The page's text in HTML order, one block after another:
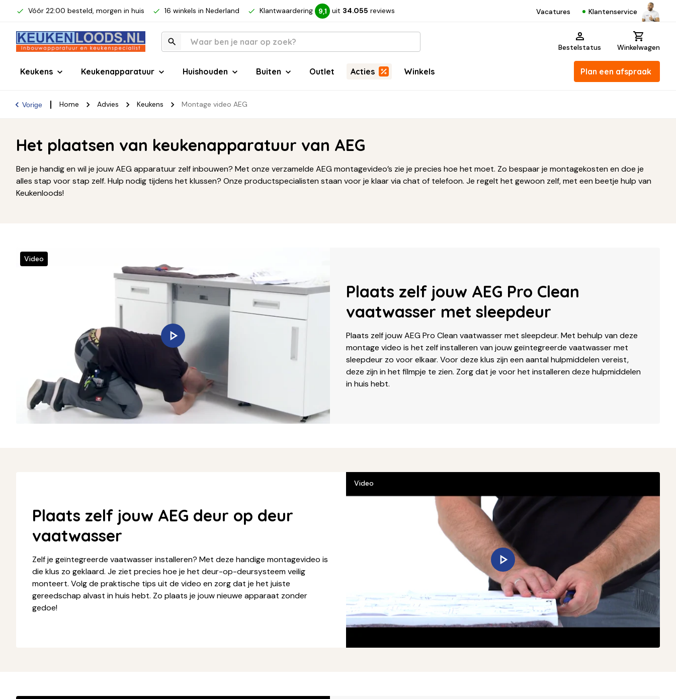
Vóór 22:00 besteld, morgen in huis 16 winkels in Nederland Klantwaardering 9,1 uit 34.055 reviews Vacatures Klantenservice
Bestelstatus Winkelwagen
Keukens Keukenapparatuur Huishouden Buiten Outlet Acties Winkels Plan een afspraak
Vorige Home Advies Keukens Montage video AEG
Het plaatsen van keukenapparatuur van AEG
Ben je handig en wil je jouw AEG apparatuur zelf inbouwen? Met onze verzamelde AEG montagevideo’s zie je precies hoe het moet. Zo bespaar je montagekosten en doe je
alles stap voor stap zelf. Hulp nodig tijdens het klussen? Onze productspecialisten staan voor je klaar via chat of telefoon. Je regelt het gewoon zelf, met een beetje hulp van
Keukenloods!
Plaats zelf jouw AEG Pro Clean
vaatwasser met sleepdeur
Plaats zelf jouw AEG Pro Clean vaatwasser met sleepdeur. Met behulp van deze
montage video is het zelf installeren van jouw geïntegreerde vaatwasser met
sleepdeur zo voor elkaar. Voor deze klus zijn een aantal hulpmiddelen vereist,
deze zijn in het filmpje te zien. Zorg dat je voor het installeren deze hulpmiddelen
in huis hebt.
Video
Plaats zelf jouw AEG deur op deur
vaatwasser
Zelf je geïntegreerde vaatwasser installeren? Met deze handige montagevideo is
die klus zo geklaard. Je ziet precies hoe je het deur-op-deursysteem veilig
monteert. Volg de praktische tips uit de video en zorg dat je het juiste
gereedschap alvast in huis hebt. Zo plaats je jouw nieuwe apparaat zonder
gedoe!
Video